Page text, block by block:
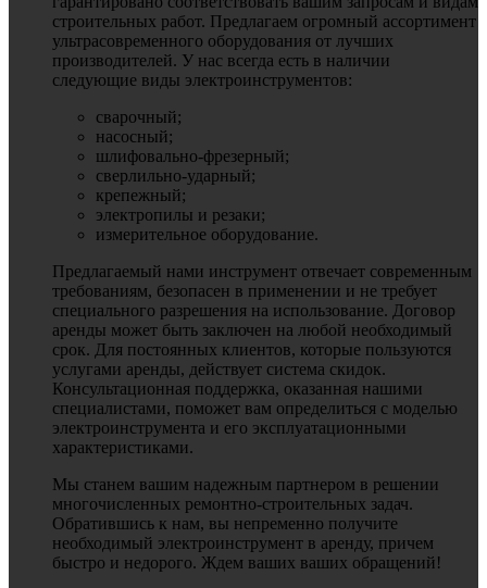
строительных работ. Предлагаем огромный ассортимент
ультрасовременного оборудования от лучших
производителей. У нас всегда есть в наличии
следующие виды электроинструментов:
сварочный;
насосный;
шлифовально-фрезерный;
сверлильно-ударный;
крепежный;
электропилы и резаки;
измерительное оборудование.
Предлагаемый нами инструмент отвечает современным
требованиям, безопасен в применении и не требует
специального разрешения на использование. Договор
аренды может быть заключен на любой необходимый
срок. Для постоянных клиентов, которые пользуются
услугами аренды, действует система скидок.
Консультационная поддержка, оказанная нашими
специалистами, поможет вам определиться с моделью
электроинструмента и его эксплуатационными
характеристиками.
Мы станем вашим надежным партнером в решении
многочисленных ремонтно-строительных задач.
Обратившись к нам, вы непременно получите
необходимый электроинструмент в аренду, причем
быстро и недорого. Ждем ваших ваших обращений!